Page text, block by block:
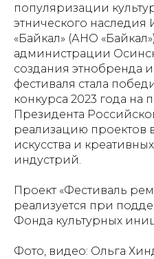
популяризации
этнического наследия
«Байкал» (АНО
администрации
создания этнобренда
фестиваля стала
конкурса 2023 года на
Президента
реализацию проектов
искусства и
индустрий.
Проект «Фестиваль
реализуется при
Фонда культурных
Фото, видео: Ольга